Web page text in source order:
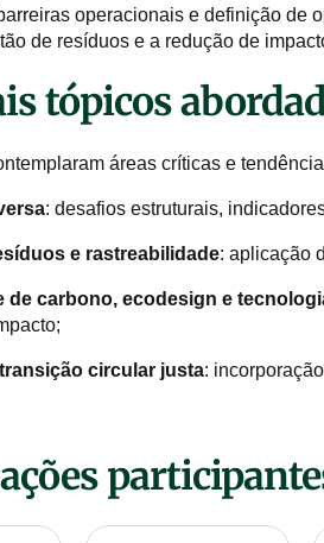
operacionais e definição de
de resíduos e a redução de
tópicos
áreas críticas e
: desafios estruturais,
e rastreabilidade: aplicação
de carbono, ecodesign e
circular justa: